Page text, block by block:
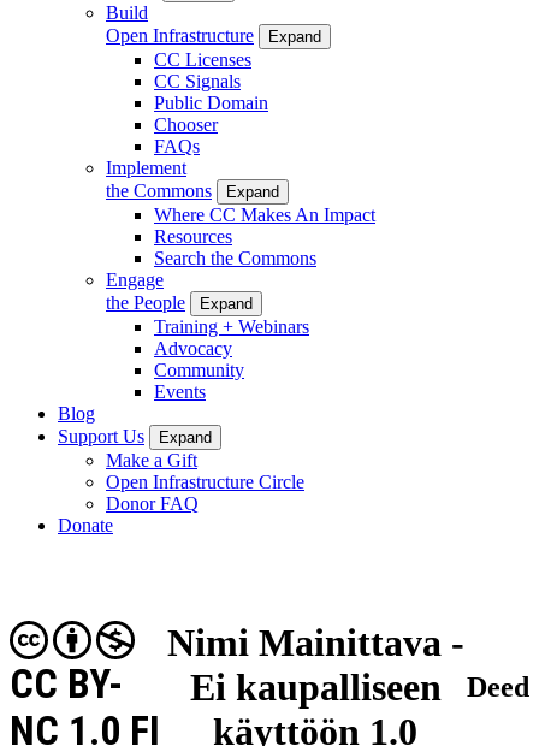
Build
Open Infrastructure
Expand
CC Licenses
CC Signals
Public Domain
Chooser
FAQs
Implement
the Commons
Expand
Where CC Makes An Impact
Resources
Search the Commons
Engage
the People
Expand
Training + Webinars
Advocacy
Community
Events
Blog
Support Us
Expand
Make a Gift
Open Infrastructure Circle
Donor FAQ
Donate
Nimi Mainittava -
Ei kaupalliseen
käyttöön 1.0
CC BY-
NC 1.0 FI
Deed